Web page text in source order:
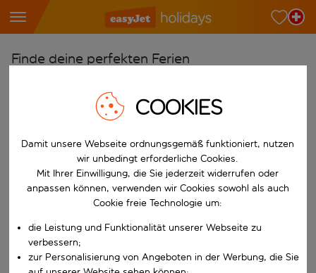
Finde deine perfekten Ferien
Wähle deine Flughäfen
Beginne mit der Eingabe für die automatische
Reiseziele finden
Nach
W&auml;hle ein Ab- und R&uuml;ckflugdatum aus.
Wähle deine Reisedaten
Wann
COOKIES
Damit unsere Webseite ordnungsgemäß funktioniert, nutzen
wir unbedingt erforderliche Cookies.
Mit Ihrer Einwilligung, die Sie jederzeit widerrufen oder
anpassen können, verwenden wir Cookies sowohl als auch
Cookie freie Technologie um:
die Leistung und Funktionalität unserer Webseite zu
verbessern;
zur Personalisierung von Angeboten in der Werbung, die Sie